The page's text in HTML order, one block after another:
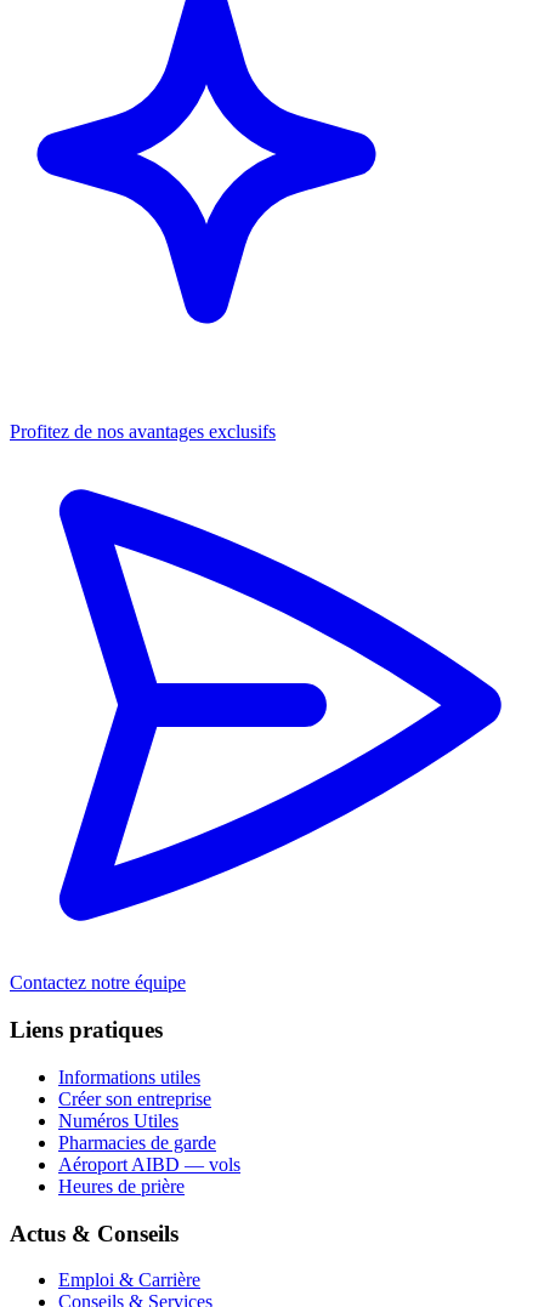
Profitez de nos avantages exclusifs
Contactez notre équipe
Liens pratiques
Informations utiles
Créer son entreprise
Numéros Utiles
Pharmacies de garde
Aéroport AIBD — vols
Heures de prière
Actus & Conseils
Emploi & Carrière
Conseils & Services